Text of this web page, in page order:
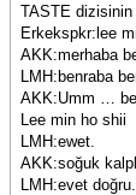
TASTE dizisinin
Erkekspkr:lee
AKK:merhaba
LMH:benraba
AKK:Umm …
Lee min ho shii
LMH:ewet.
AKK:soğuk
LMH:evet